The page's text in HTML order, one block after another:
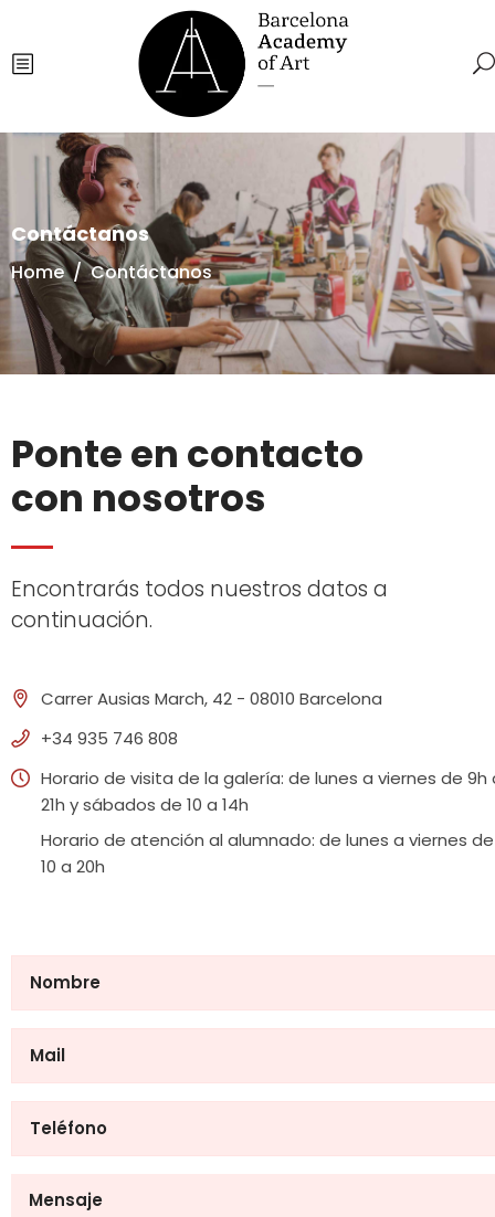
Contáctanos
Home/Contáctanos
Ponte en contacto
con nosotros
Encontrarás todos nuestros datos a
continuación.
Carrer Ausias March, 42 - 08010 Barcelona
+34 935 746 808
Horario de visita de la galería: de lunes a viernes de 9h
21h y sábados de 10 a 14h
Horario de atención al alumnado: de lunes a viernes de
10 a 20h